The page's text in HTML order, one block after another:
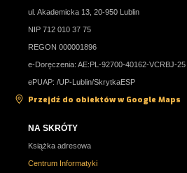
ul. Akademicka 13, 20-950 Lublin
NIP 712 010 37 75
REGON 000001896
e-Doręczenia: AE:PL-92700-40162-VCRBJ-25
ePUAP: /UP-Lublin/SkrytkaESP
Przejdź do obiektów w Google Maps
NA SKRÓTY
Książka adresowa
Centrum Informatyki